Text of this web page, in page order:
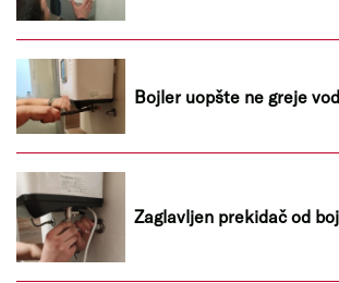
Bojler uopšte ne greje
Zaglavljen prekidač od